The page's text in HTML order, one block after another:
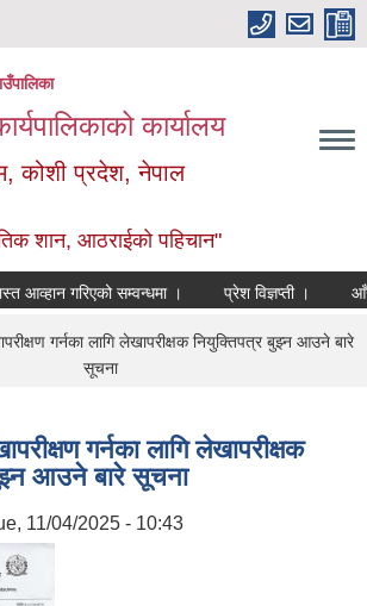
कार्यालय
कोशी प्रदेश, नेपाल
शान, आठराईको पहिचान"
आव्हान गरिएको सम्वन्धमा । प्रेश विज्ञप्ती ।
गर्नका लागि लेखापरीक्षक नियुक्तिपत्र बुझ्न आउने बारे
सूचना
गर्नका लागि लेखापरीक्षक
आउने बारे सूचना
11/04/2025 - 10:43